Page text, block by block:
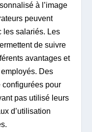
à l’image
peuvent
les salariés. Les
de suivre
avantages et
Des
configurées pour
pas utilisé leurs
d’utilisation